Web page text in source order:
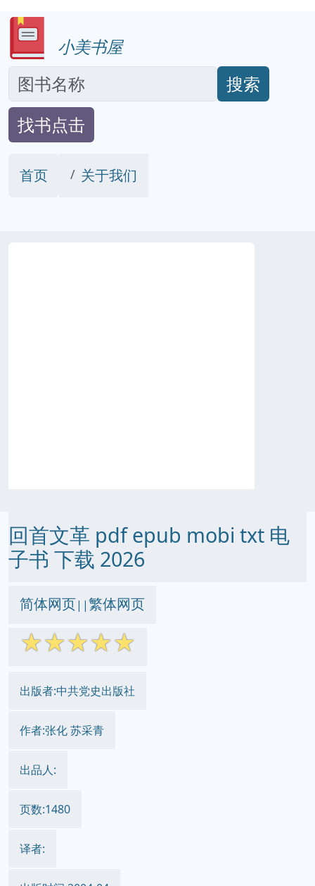
小美书屋
搜索
找书点击
首页 关于我们
回首文革 pdf epub mobi txt 电
子书 下载 2026
简体网页||繁体网页
☆☆☆☆☆
出版者:中共党史出版社
作者:张化 苏采青
出品人:
页数:1480
译者: